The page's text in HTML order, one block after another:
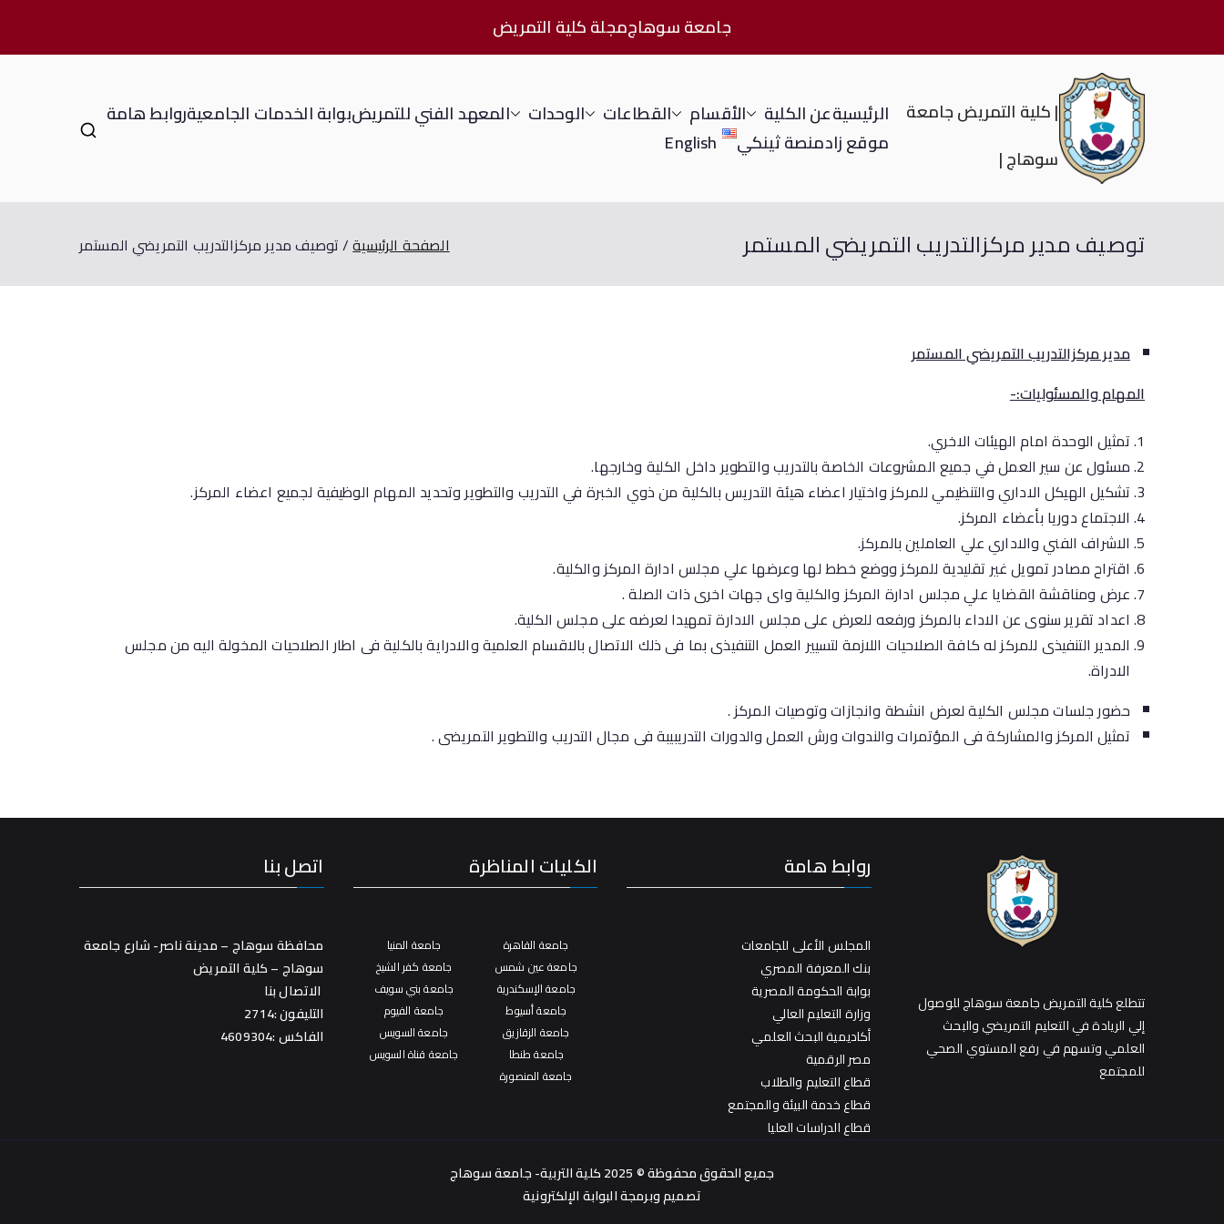
جامعة سوهاجمجلة كلية التمريض
| كلية التمريض جامعة
سوهاج |
الرئيسيةعن الكلية الأقسام القطاعات الوحدات المعهد الفني للتمريضبوابة الخدمات الجامعيةروابط هامة
موقع زادمنصة ثينكي English
توصيف مدير مركزالتدريب التمريضي المستمر الصفحة الرئيسية توصيف مدير مركزالتدريب التمريضي المستمر
مدير مركزالتدريب التمريضي المستمر
المهام والمسئوليات:-
تمثيل الوحدة امام الهيئات الاخري.
مسئول عن سير العمل في جميع المشروعات الخاصة بالتدريب والتطوير داخل الكلية وخارجها.
تشكيل الهيكل الاداري والتنظيمي للمركز واختيار اعضاء هيئة التدريس بالكلية من ذوي الخبرة في التدريب والتطوير وتحديد المهام الوظيفية لجميع اعضاء المركز.
الاجتماع دوريا بأعضاء المركز.
الاشراف الفني والاداري علي العاملين بالمركز.
اقتراح مصادر تمويل غير تقليدية للمركز ووضع خطط لها وعرضها علي مجلس ادارة المركز والكلية.
عرض ومناقشة القضايا علي مجلس ادارة المركز والكلية واى جهات اخرى ذات الصلة .
اعداد تقرير سنوى عن الاداء بالمركز ورفعه للعرض على مجلس الادارة تمهيدا لعرضه على مجلس الكلية.
المدير التنفيذى للمركز له كافة الصلاحيات اللازمة لتسيير العمل التنفيذى بما فى ذلك الاتصال بالاقسام العلمية والادراية بالكلية فى اطار الصلاحيات المخولة اليه من مجلس
الادراة.
حضور جلسات مجلس الكلية لعرض انشطة وانجازات وتوصيات المركز .
تمثيل المركز والمشاركة فى المؤتمرات والندوات ورش العمل والدورات التدريبيبة فى مجال التدريب والتطوير التمريضى .
تتطلع كلية التمريض جامعة سوهاج للوصول
إلي الريادة في التعليم التمريضي والبحث
العلمي وتسهم في رفع المستوي الصحي
للمجتمع
روابط هامة
المجلس الأعلى للجامعات
بنك المعرفة المصري
بوابة الحكومة المصرية
وزارة التعليم العالي
أكاديمية البحث العلمي
مصر الرقمية
قطاع التعليم والطلاب
قطاع خدمة البيئة والمجتمع
قطاع الدراسات العليا
الكليات المناظرة
جامعة القاهرة
جامعة عين شمس
جامعة الإسكندرية
جامعة أسيوط
جامعة الزقازيق
جامعة طنطا
جامعة المنصورة
جامعة المنيا
جامعة كفر الشيخ
جامعة بني سويف
جامعة الفيوم
جامعة السويس
جامعة قناة السويس
اتصل بنا
محافظة سوهاج – مدينة ناصر- شارع جامعة
سوهاج – كلية التمريض
الاتصال بنا
التليفون :2714
الفاكس :4609304
جميع الحقوق محفوظة © 2025 كلية التربية- جامعة سوهاج
تصميم وبرمجةالبوابة الإلكترونية